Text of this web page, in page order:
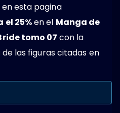
esta pagina
el 25%en el Manga de
tomo 07 con la
las figuras citadas en